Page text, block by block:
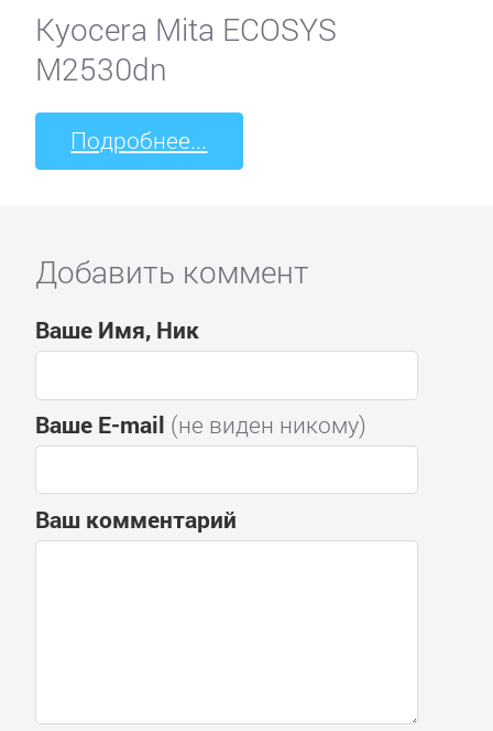
Kyocera Mita ECOSYS
M2530dn
Подробнее...
Добавить коммент
Ваше Имя, Ник
Ваше E-mail (не виден никому)
Ваш комментарий